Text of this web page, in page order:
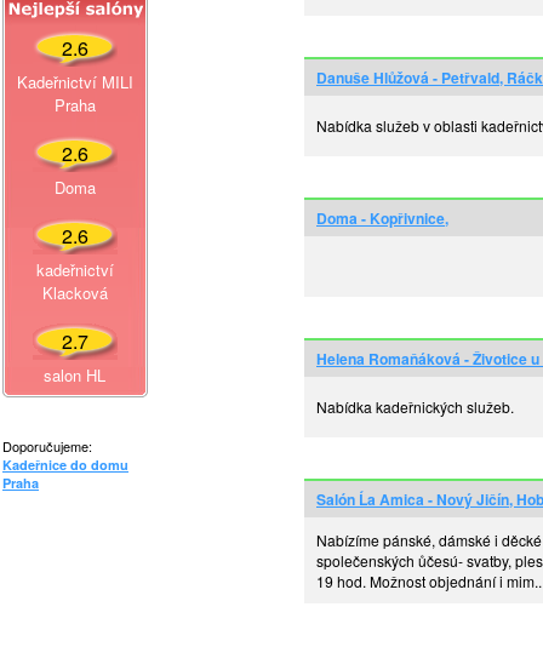
2.6
Kadeřnictví MILI
Praha
2.6
Doma
2.6
kadeřnictví
Klacková
2.7
salon HL
Doporučujeme:
Kadeřnice do domu
Praha
Danuše Hlůžová - Petřvald,
Nabídka služeb v oblasti
Doma - Kopřivnice,
Helena Romaňáková - Životice
Nabídka kadeřnických služeb.
Salón Ĺa Amica - Nový Jičín,
Nabízíme pánské, dámské i
společenských ůčesú- svatby,
19 hod. Možnost objednání i